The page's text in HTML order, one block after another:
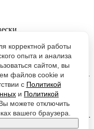
«Шереметьево»
аэропорт «Внуково»
Петербург, Отель Azimut
Сочи
Уфа Красноярск
корректной работы
опыта и анализа
сайтом, вы
файлов cookie и
с Политикой
и Политикой
Вы можете отключить
вашего браузера.